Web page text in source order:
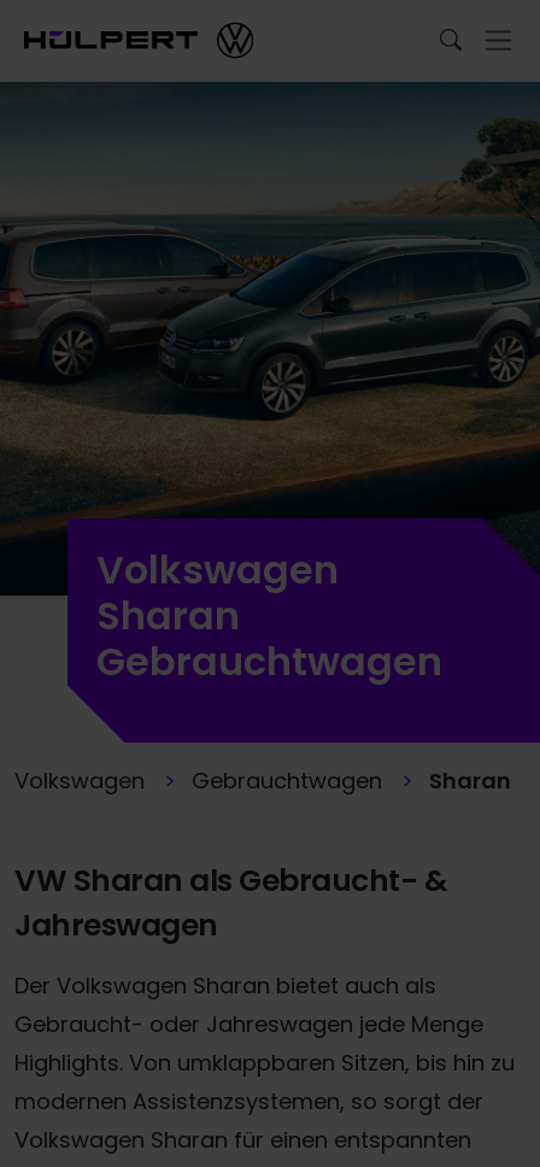
Volkswagen
Sharan
Gebrauchtwagen
Volkswagen Gebrauchtwagen Sharan
VW Sharan als Gebraucht- &
Jahreswagen
Der Volkswagen Sharan bietet auch als
Gebraucht- oder Jahreswagen jede Menge
Highlights. Von umklappbaren Sitzen, bis hin zu
modernen Assistenzsystemen, so sorgt der
Volkswagen Sharan für einen entspannten